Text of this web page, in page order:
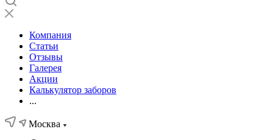
Компания
Статьи
Отзывы
Галерея
Акции
Калькулятор заборов
...
Москва